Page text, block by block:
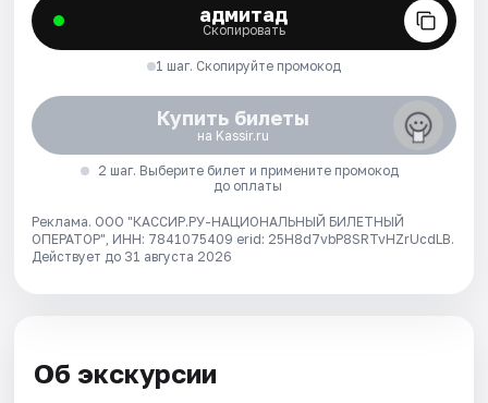
адмитад
Скопировать
1 шаг. Скопируйте промокод
Купить билеты
на Kassir.ru
2 шаг. Выберите билет и примените промокод
до оплаты
Реклама. ООО "КАССИР.РУ-НАЦИОНАЛЬНЫЙ БИЛЕТНЫЙ
ОПЕРАТОР", ИНН: 7841075409 erid: 25H8d7vbP8SRTvHZrUcdLB.
Действует до 31 августа 2026
Об экскурсии